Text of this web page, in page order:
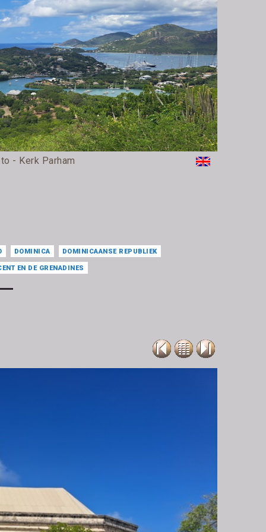
- Kerk Parham
DOMINICA DOMINICAANSE REPUBLIEK
EN DE GRENADINES